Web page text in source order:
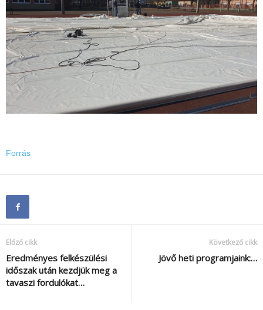
Forrás
Előző cikk
Eredményes felkészülési
időszak után kezdjük meg a
tavaszi fordulókat…
Következő cikk
Jövő heti programjaink:…